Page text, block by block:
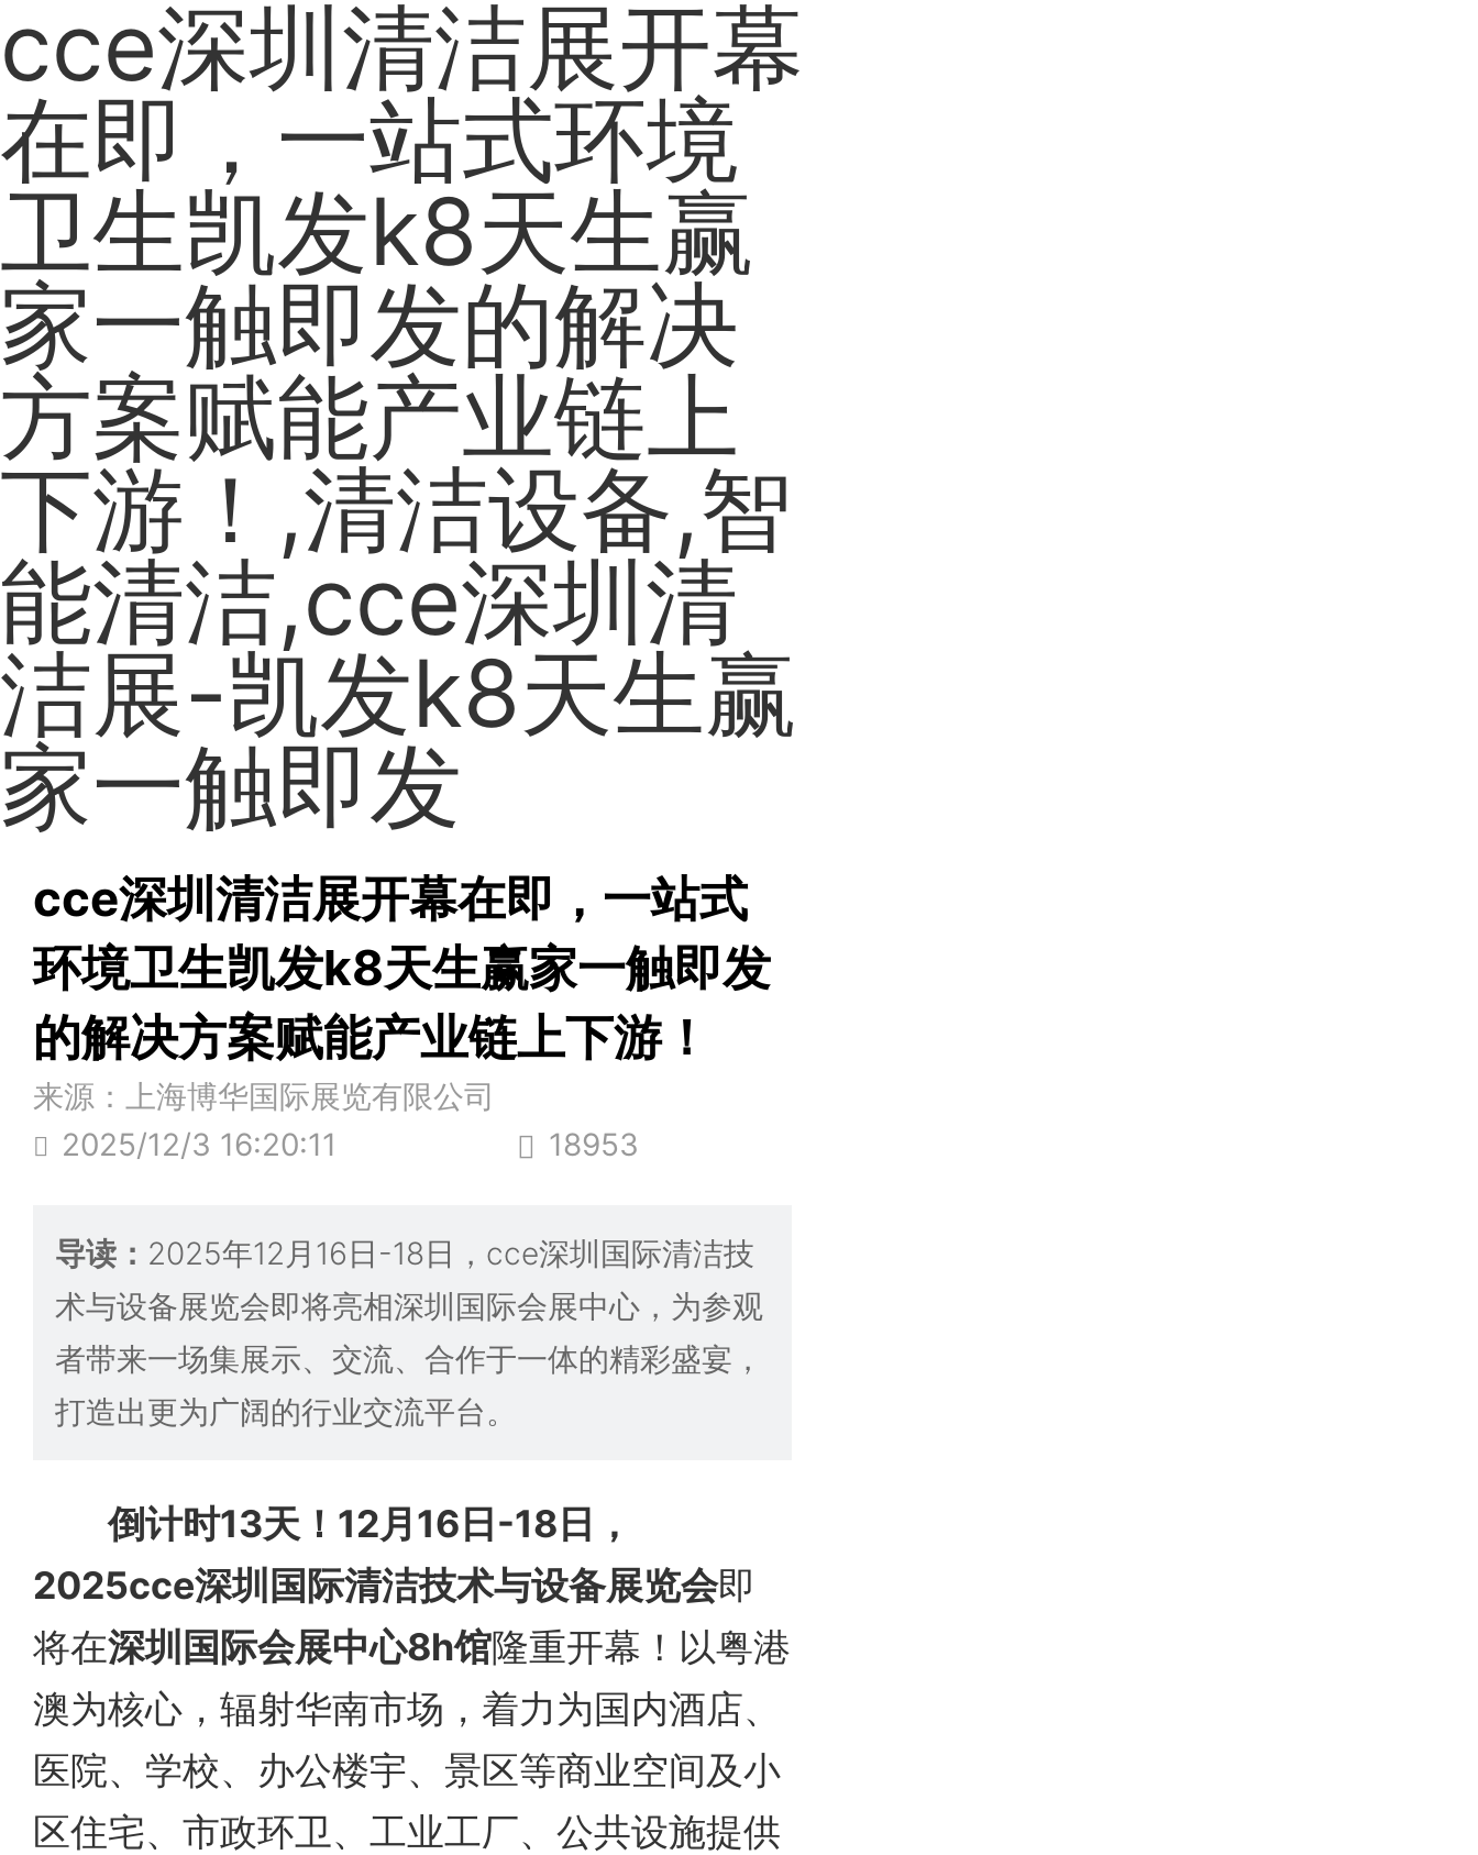
cce深圳清洁展开幕
在即，一站式环境
卫生凯发k8天生赢
家一触即发的解决
方案赋能产业链上
下游！,清洁设备,智
能清洁,cce深圳清
洁展-凯发k8天生赢
家一触即发
cce深圳清洁展开幕在即，一站式
环境卫生凯发k8天生赢家一触即发
的解决方案赋能产业链上下游！
来源：上海博华国际展览有限公司
2025/12/3 16:20:11
18953
导读： 2025年12月16日-18日，cce深圳国际清洁技
术与设备展览会即将亮相深圳国际会展中心，为参观
者带来一场集展示、交流、合作于一体的精彩盛宴，
打造出更为广阔的行业交流平台。
倒计时13天！ 12月16日-18日，
2025cce深圳国际清洁技术与设备展览会即
将在深圳国际会展中心8h馆隆重开幕！以粤港
澳为核心，辐射华南市场，着力为国内酒店、
医院、学校、办公楼宇、景区等商业空间及小
区住宅、市政环卫、工业工厂、公共设施提供